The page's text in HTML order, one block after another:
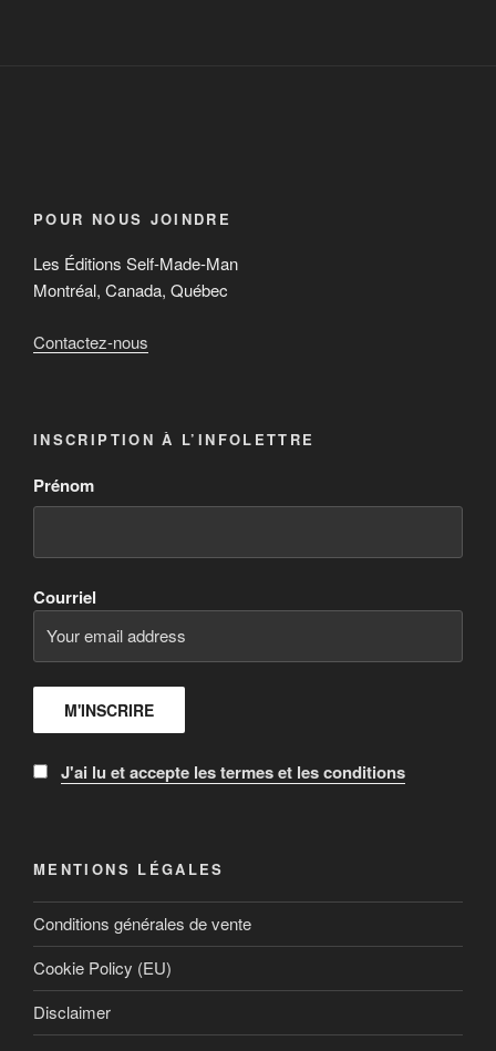
POUR NOUS JOINDRE
Les Éditions Self-Made-Man
Montréal, Canada, Québec
Contactez-nous
INSCRIPTION À L’INFOLETTRE
Prénom
Courriel
J'ai lu et accepte les termes et les conditions
MENTIONS LÉGALES
Conditions générales de vente
Cookie Policy (EU)
Disclaimer